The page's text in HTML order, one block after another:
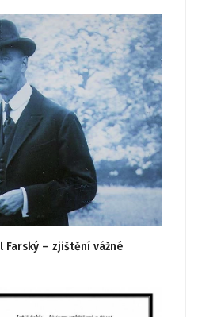
Farský – zjištění vážné